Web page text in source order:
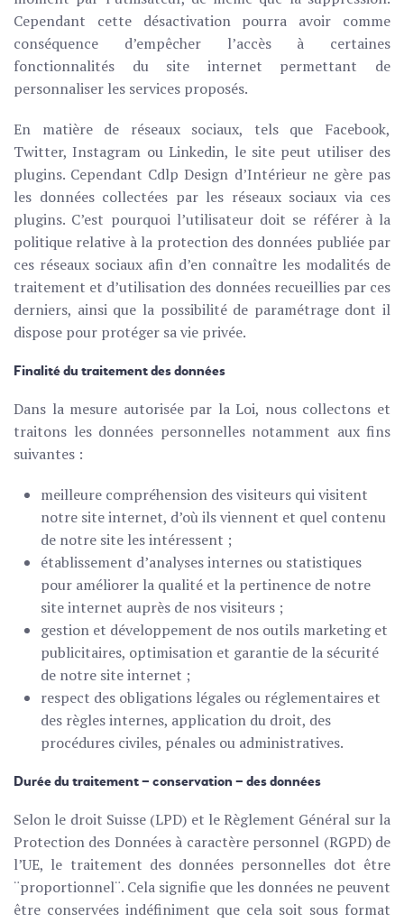
Cependant cette désactivation pourra avoir comme
conséquence d’empêcher l’accès à certaines
fonctionnalités du site internet permettant de
personnaliser les services proposés.
En matière de réseaux sociaux, tels que Facebook,
Twitter, Instagram ou Linkedin, le site peut utiliser des
plugins. Cependant Cdlp Design d’Intérieur ne gère pas
les données collectées par les réseaux sociaux via ces
plugins. C’est pourquoi l’utilisateur doit se référer à la
politique relative à la protection des données publiée par
ces réseaux sociaux afin d’en connaître les modalités de
traitement et d’utilisation des données recueillies par ces
derniers, ainsi que la possibilité de paramétrage dont il
dispose pour protéger sa vie privée.
Finalité du traitement des données
Dans la mesure autorisée par la Loi, nous collectons et
traitons les données personnelles notamment aux fins
suivantes :
meilleure compréhension des visiteurs qui visitent
notre site internet, d’où ils viennent et quel contenu
de notre site les intéressent ;
établissement d’analyses internes ou statistiques
pour améliorer la qualité et la pertinence de notre
site internet auprès de nos visiteurs ;
gestion et développement de nos outils marketing et
publicitaires, optimisation et garantie de la sécurité
de notre site internet ;
respect des obligations légales ou réglementaires et
des règles internes, application du droit, des
procédures civiles, pénales ou administratives.
Durée du traitement – conservation – des données
Selon le droit Suisse (LPD) et le Règlement Général sur la
Protection des Données à caractère personnel (RGPD) de
l’UE, le traitement des données personnelles dot être
¨proportionnel¨. Cela signifie que les données ne peuvent
être conservées indéfiniment que cela soit sous format